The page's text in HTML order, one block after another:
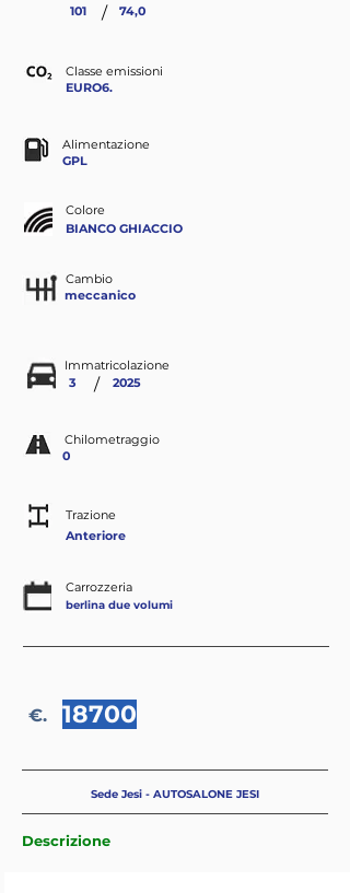
101
/ 74,0
Classe emissioni
EURO6.
Alimentazione
GPL
Colore
BIANCO GHIACCIO
Cambio
meccanico
Immatricolazione
2025
3 /
Chilometraggio
0
Trazione
Anteriore
Carrozzeria
berlina due volumi
€. 18700
Sede Jesi - AUTOSALONE JESI
Descrizione